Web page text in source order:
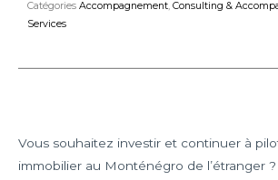
Catégories Accompagnement, Consulting &
Services
Vous souhaitez investir et continuer à
immobilier au Monténégro de l’étranger